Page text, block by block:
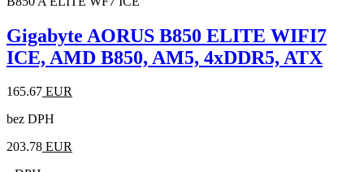
Gigabyte AORUS B850 ELITE WIFI7
ICE, AMD B850, AM5, 4xDDR5, ATX
165.67 EUR
bez DPH
203.78 EUR